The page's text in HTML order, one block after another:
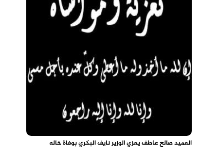
العميد صالح عاطف يعزي الوزير نايف البكري بوفاة خاله